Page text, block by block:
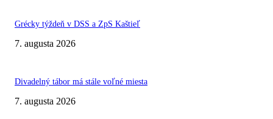
Grécky týždeň v DSS a ZpS Kaštieľ
7. augusta 2026
Divadelný tábor má stále voľné miesta
7. augusta 2026